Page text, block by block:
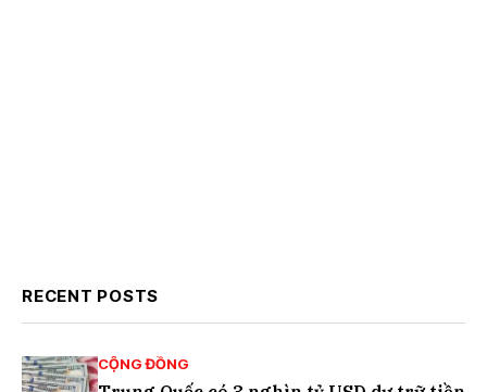
RECENT POSTS
CỘNG ĐỒNG